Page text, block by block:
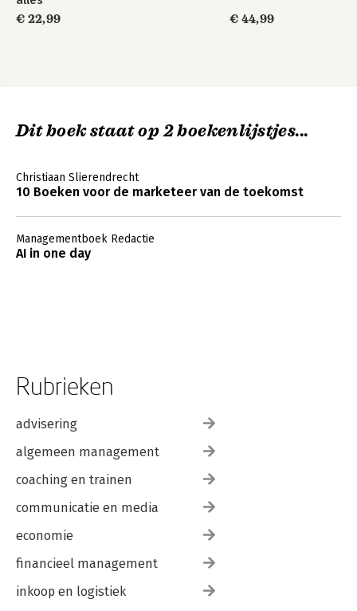
€ 22,99
€ 44,99
Dit boek staat op 2 boekenlijstjes...
Christiaan Slierendrecht
10 Boeken voor de marketeer van de toekomst
Managementboek Redactie
AI in one day
Rubrieken
advisering
algemeen management
coaching en trainen
communicatie en media
economie
financieel management
inkoop en logistiek